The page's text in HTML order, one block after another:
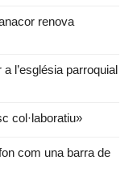
renova
l’església parroquial
col·laboratiu»
com una barra de